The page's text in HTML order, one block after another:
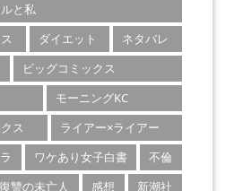
と私
ダイエット
ネタバレ
ビッグコミックス
モーニングKC
ス
ライアー×ライアー
ワケあり女子白書
不倫
復讐の未亡人 感想
新潮社